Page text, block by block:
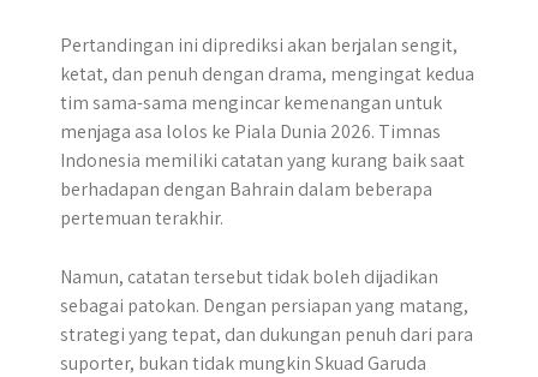
Pertandingan ini diprediksi akan berjalan sengit,
ketat, dan penuh dengan drama, mengingat kedua
tim sama-sama mengincar kemenangan untuk
menjaga asa lolos ke Piala Dunia 2026. Timnas
Indonesia memiliki catatan yang kurang baik saat
berhadapan dengan Bahrain dalam beberapa
pertemuan terakhir.
Namun, catatan tersebut tidak boleh dijadikan
sebagai patokan. ​Dengan persiapan yang matang,
strategi yang tepat, dan dukungan penuh dari para
suporter, bukan tidak mungkin Skuad Garuda